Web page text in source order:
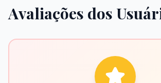
Avaliações dos